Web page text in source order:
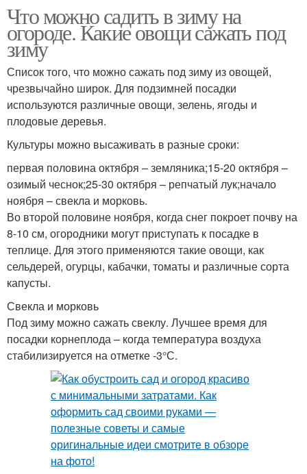
Что можно садить в зиму на
огороде. Какие овощи сажать под
зиму
Список того, что можно сажать под зиму из овощей,
чрезвычайно широк. Для подзимней посадки
используются различные овощи, зелень, ягоды и
плодовые деревья.
Культуры можно высаживать в разные сроки:
первая половина октября – земляника;15-20 октября –
озимый чеснок;25-30 октября – репчатый лук;начало
ноября – свекла и морковь.
Во второй половине ноября, когда снег покроет почву на
8-10 см, огородники могут приступать к посадке в
теплице. Для этого применяются такие овощи, как
сельдерей, огурцы, кабачки, томаты и различные сорта
капусты.
Свекла и морковь
Под зиму можно сажать свеклу. Лучшее время для
посадки корнеплода – когда температура воздуха
стабилизируется на отметке -3°С.